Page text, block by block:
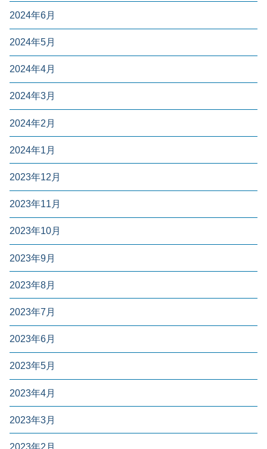
2024年6月
2024年5月
2024年4月
2024年3月
2024年2月
2024年1月
2023年12月
2023年11月
2023年10月
2023年9月
2023年8月
2023年7月
2023年6月
2023年5月
2023年4月
2023年3月
2023年2月